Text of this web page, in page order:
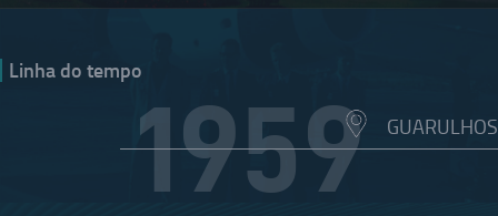
GUARULHOS
Linha do tempo
1959